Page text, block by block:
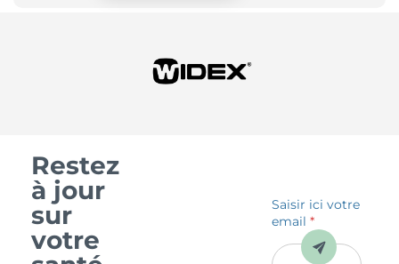
Restez
à jour
sur
votre
Saisir ici votre
email*
Envoyer